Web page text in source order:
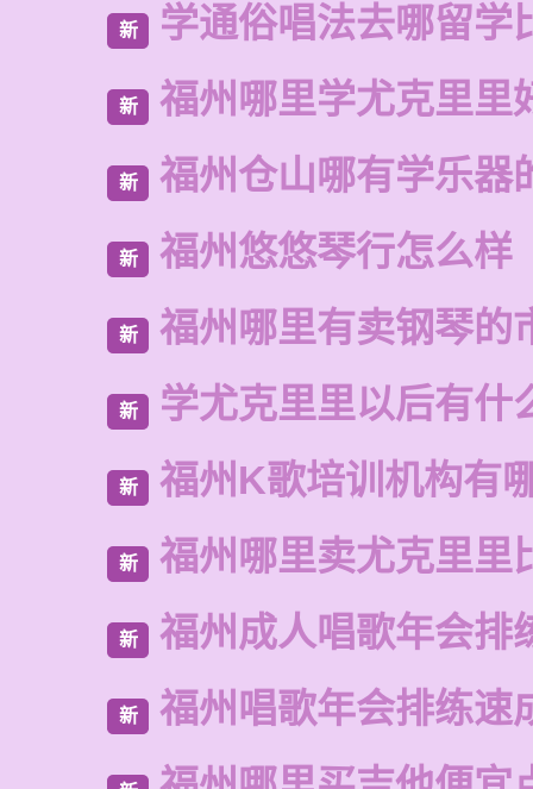
新 学通俗唱法去哪留学
新 福州哪里学尤克里里
新 福州仓山哪有学乐器
新 福州悠悠琴行怎么样
新 福州哪里有卖钢琴的
新 学尤克里里以后有什
新 福州K歌培训机构有
新 福州哪里卖尤克里里
新 福州成人唱歌年会排
新 福州唱歌年会排练速